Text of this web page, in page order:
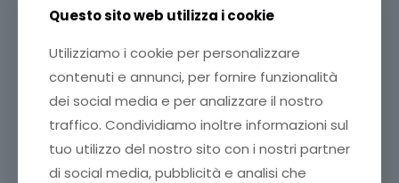
RIsultati
SostieniBanco Farmaceutico
Torino
con una donazione
Questo sito web utilizza i cookie
Utilizziamo i cookie per personalizzare
contenuti e annunci, per fornire funzionalità
dei social media e per analizzare il nostro
traffico. Condividiamo inoltre informazioni sul
tuo utilizzo del nostro sito con i nostri partner
di social media, pubblicità e analisi che